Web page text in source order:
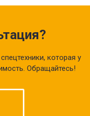
которая у
Обращайтесь!